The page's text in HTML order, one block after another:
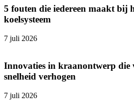
5 fouten die iedereen maakt bij
koelsysteem
7 juli 2026
Innovaties in kraanontwerp die
snelheid verhogen
7 juli 2026